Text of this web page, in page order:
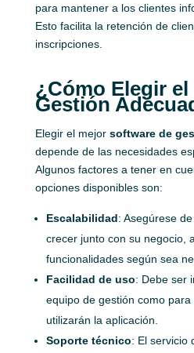
para mantener a los clientes
Esto facilita la retención de
inscripciones.
¿Cómo Elegir
Gestión
Elegir el mejor software de
depende de las necesidades
Algunos factores a tener en
opciones disponibles son:
Escalabilidad: Asegúrese
crecer junto con su negocio,
funcionalidades según sea
Facilidad de uso: Debe ser
equipo de gestión como
utilizarán la aplicación.
Soporte técnico: El servicio